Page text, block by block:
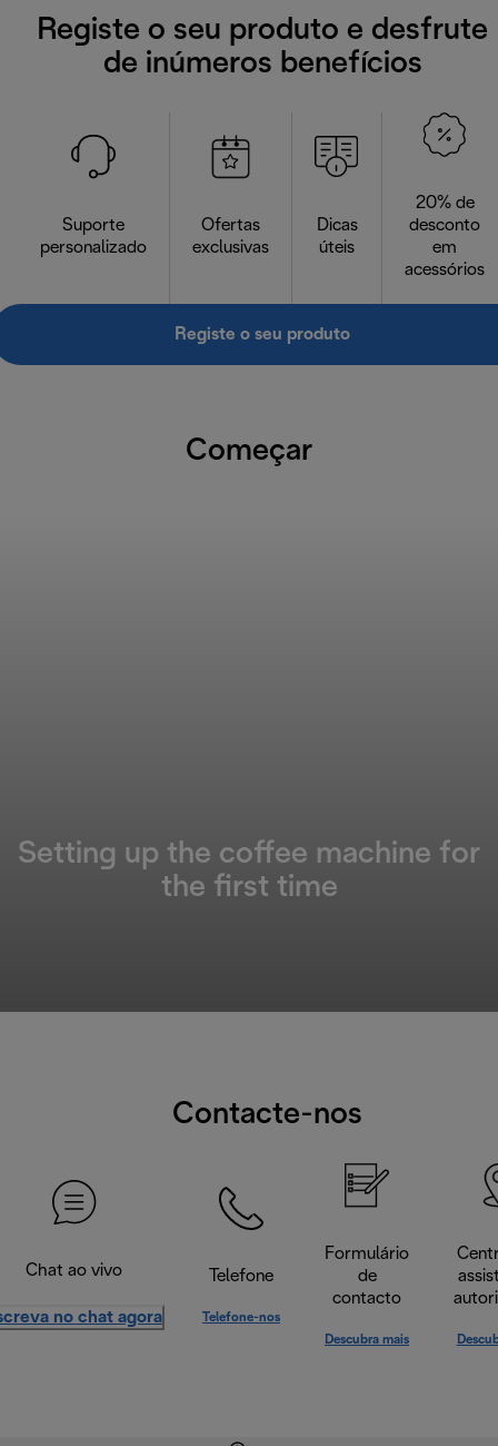
Registe o seu produto e desfrute
de inúmeros benefícios
Suporte
personalizado
Ofertas
exclusivas
Dicas
úteis
20% de
desconto
em
acessórios
Registe o seu produto
Começar
Setting up the coffee machine for
the first time
Contacte-nos
Chat ao vivo
no chat agora
Telefone
Telefone-nos
Formulário
de
contacto
Descubra mais